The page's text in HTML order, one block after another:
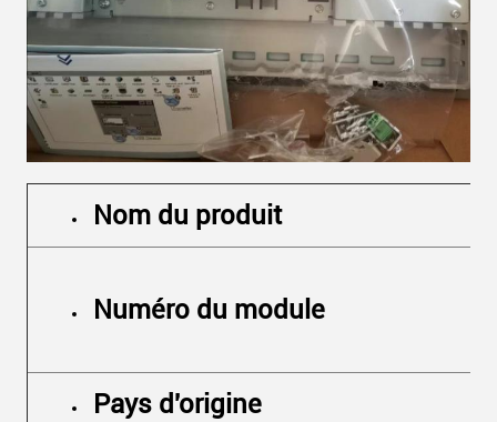
SOUMETTRE
Nom du produit
Numéro du module
Pays d'origine